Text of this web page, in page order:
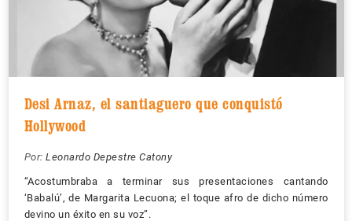
Desi Arnaz, el santiaguero que conquistó
Hollywood
Por: Leonardo Depestre Catony
“Acostumbraba a terminar sus presentaciones cantando
‘Babalú’, de Margarita Lecuona; el toque afro de dicho número
devino un éxito en su voz”.